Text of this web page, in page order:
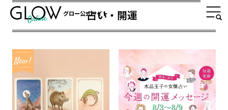
グロー公式サイト占い・開運